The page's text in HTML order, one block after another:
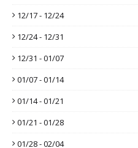
12/17 - 12/24
12/24 - 12/31
12/31 - 01/07
01/07 - 01/14
01/14 - 01/21
01/21 - 01/28
01/28 - 02/04